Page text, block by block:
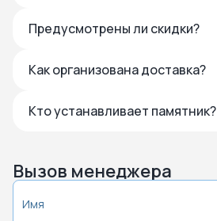
Предусмотрены ли скидки?
Как организована доставка?
Кто устанавливает памятник?
Вызов менеджера